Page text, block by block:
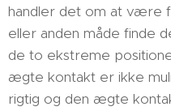
handler det om at være
eller anden måde finde
de to ekstreme
ægte kontakt er ikke
rigtig og den ægte